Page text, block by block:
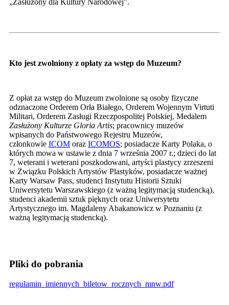
„Zasłużony dla Kultury Narodowej”.
Kto jest zwolniony z opłaty za wstęp do Muzeum?
Z opłat za wstęp do Muzeum zwolnione są osoby fizyczne
odznaczone Orderem Orła Białego, Orderem Wojennym Virtuti
Militari, Orderem Zasługi Rzeczpospolitej Polskiej, Medalem
Zasłużony Kulturze Gloria Artis; pracownicy muzeów
wpisanych do Państwowego Rejestru Muzeów,
członkowie ICOM oraz ICOMOS; posiadacze Karty Polaka, o
których mowa w ustawie z dnia 7 września 2007 r.; dzieci do lat
7, weterani i weterani poszkodowani, artyści plastycy zrzeszeni
w Związku Polskich Artystów Plastyków, posiadacze ważnej
Karty Warsaw Pass, studenci Instytutu Historii Sztuki
Uniwersytetu Warszawskiego (z ważną legitymacją studencką),
studenci akademii sztuk pięknych oraz Uniwersytetu
Artystycznego im. Magdaleny Abakanowicz w Poznaniu (z
ważną legitymacją studencką).
Pliki do pobrania
regulamin_imiennych_biletow_rocznych_mnw.pdf